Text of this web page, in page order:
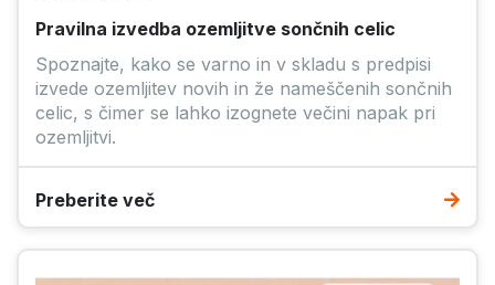
Pravilna izvedba ozemljitve sončnih celic
Spoznajte, kako se varno in v skladu s predpisi
izvede ozemljitev novih in že nameščenih sončnih
celic, s čimer se lahko izognete večini napak pri
ozemljitvi.
Preberite več